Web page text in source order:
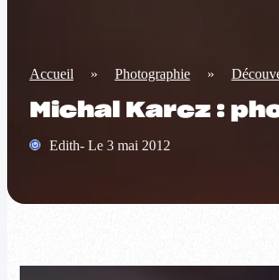
Accueil » Photographie »
Michal Karcz :
Edith- Le 3 mai 2012